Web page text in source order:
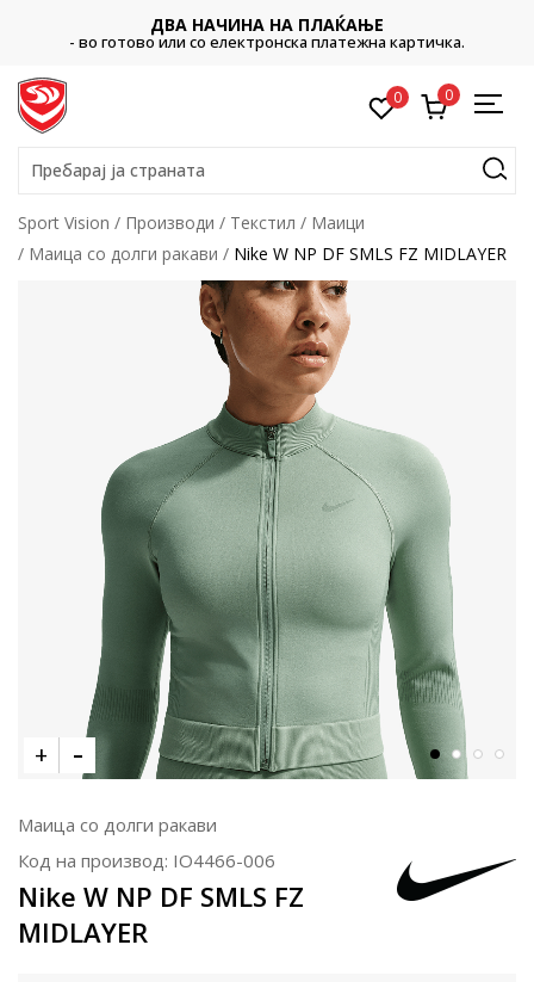
ДВА НАЧИНА НА ПЛАЌАЊЕ
- во готово или со електронска платежна картичка.
0 0
Пребарај ја страната
Sport Vision Производи Текстил
Маици
Маица со долги ракави
Nike W NP DF SMLS FZ MIDLAYER
Маица со долги ракави
Код на производ: IO4466-006
Nike W NP DF SMLS FZ
MIDLAYER